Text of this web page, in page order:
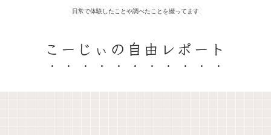
日常で体験したことや調べたことを綴ってます
こーじぃの自由レポート